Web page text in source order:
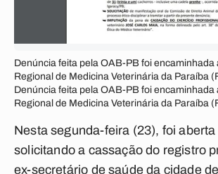
Denúncia feita pela OAB-PB foi encaminhada
Regional de Medicina Veterinária da Paraíba
Denúncia feita pela OAB-PB foi encaminhada
Regional de Medicina Veterinária da Paraíba
Nesta segunda-feira (23), foi
solicitando a cassação do registro
ex-secretário de saúde da cidade